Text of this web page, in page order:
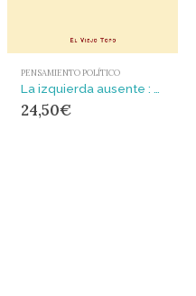
PENSAMIENTO POLÍTICO
La izquierda ausente : Crisis, sociedad del espectáculo, guerra
24,50€